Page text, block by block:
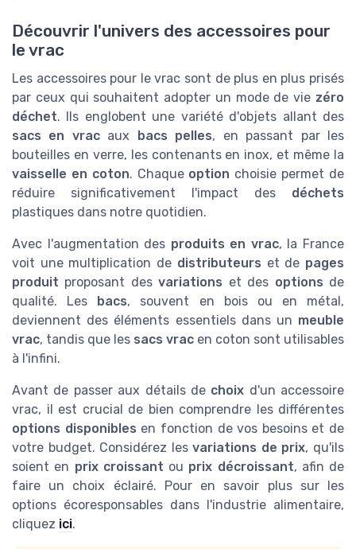
Découvrir l'univers des accessoires pour
le vrac
Les accessoires pour le vrac sont de plus en plus prisés
par ceux qui souhaitent adopter un mode de vie zéro
déchet. Ils englobent une variété d'objets allant des
sacs en vracaux bacs pelles, en passant par les
bouteilles en verre, les contenants en inox, et même la
vaisselle en coton. Chaque option choisie permet de
réduire significativement l'impact des déchets
plastiques dans notre quotidien.
Avec l'augmentation des produits en vrac, la France
voit une multiplication de distributeurs et de pages
produit proposant desvariations et des options de
qualité. Les
bacs, souvent en bois ou en métal,
deviennent des éléments essentiels dans un meuble
vrac, tandis que les sacs vrac en coton sont utilisables
à l'infini.
Avant de passer aux détails de choix d'un accessoire
vrac, il est crucial de bien comprendre les différentes
options disponibles en fonction de vos besoins et de
votre budget. Considérez lesvariations de prix, qu'ils
soient en prix croissant ou prix décroissant, afin de
faire un choix éclairé. Pour en savoir plus sur les
options écoresponsables dans l'industrie alimentaire,
cliquez ici.